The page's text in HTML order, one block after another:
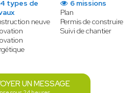
types de
neuve
6 missions
Plan
Permis de construire
Suivi de chantier
UN MESSAGE